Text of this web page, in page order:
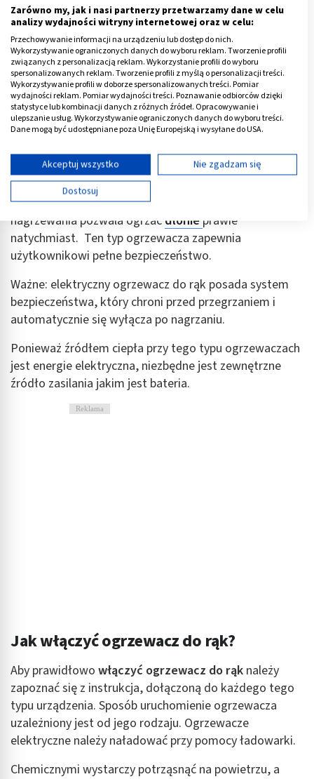
Jak działa elektryczny ogrzewacz do
rąk?
Ostatnio bardzo popularne są elektryczneogrzewacze
do rąk. Działająone jak akumulatorowy termofor.
Wyposażone w ładowarkę ładują się dość krótko, przez
10 minut, a ogrzewają dłonie przez kilka godzin.
Wystarczy wsunąć zimne dłonie w kieszeń ogrzewacza,
a szybko poczuje się ciepło. Elektryczne ogrzewacze
wykonane są z reguły z przyjemnych materiałów,
miłych w dotyku, a jednocześnie wytrzymałych i
bezpiecznych. To właśnie system szybkiego
nagrzewania pozwala ogrzać dłonie prawie
natychmiast. Ten typ ogrzewacza zapewnia
użytkownikowi pełne bezpieczeństwo.
Ważne: elektryczny ogrzewacz do rąk posada system
bezpieczeństwa, który chroni przed przegrzaniem i
automatycznie się wyłącza po nagrzaniu.
Ponieważ źródłem ciepła przy tego typu ogrzewaczach
jest energie elektryczna, niezbędne jest zewnętrzne
źródło zasilania jakim jest bateria.
Reklama
Jak włączyć ogrzewacz do rąk?
Aby prawidłowo włączyć ogrzewacz do rąk należy
zapoznać się z instrukcja, dołączoną do każdego tego
typu urządzenia. Sposób uruchomienie ogrzewacza
uzależniony jest od jego rodzaju. Ogrzewacze
elektryczne należy naładować przy pomocy ładowarki.
Chemicznymi wystarczy potrząsnąć na powietrzu, a
Zarówno my, jak i nasi partnerzy przetwarzamy dane w celu
analizy wydajności witryny internetowej oraz w celu:
Przechowywanie informacji na urządzeniu lub dostęp do nich.
Wykorzystywanie ograniczonych danych do wyboru reklam. Tworzenie profili
związanych z personalizacją reklam. Wykorzystanie profili do wyboru
spersonalizowanych reklam. Tworzenie profili z myślą o personalizacji treści.
Wykorzystywanie profili w doborze spersonalizowanych treści. Pomiar
wydajności reklam. Pomiar wydajności treści. Poznawanie odbiorców dzięki
statystyce lub kombinacji danych z różnych źródeł. Opracowywanie i
ulepszanie usług. Wykorzystywanie ograniczonych danych do wyboru treści.
Dane mogą być udostępniane poza Unię Europejską i wysyłane do USA.
Wyświetl listę partnerów (11 dostawców IAB)
Używamy Twoich danych w następujących celach:
Cele przetwarzania IAB:
Przechowywanie informacji na urządzeniu lub
dostęp do nich
Wykorzystywanie ograniczonych danych do
Tworzenie profili w celu spersonalizowanych
reklam
Wykorzystanie profili do wyboru
spersonalizowanych reklam
Tworzenie profili w celu personalizacji treści
Wykorzystywanie profili w celu doboru
Użycie dokładnych danych geolokalizacyjnych
Identyfikowanie urządzeń na podstawie
aktywnie żądanych informacji
Cele przetwarzania inne niż IAB:
Niezbędne
Wydajność (Performance)
Akceptuj wszystko
Nie zgadzam się
Dostosuj